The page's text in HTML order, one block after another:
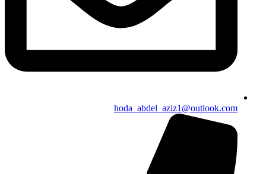
hoda_abdel_aziz1@outlook.com